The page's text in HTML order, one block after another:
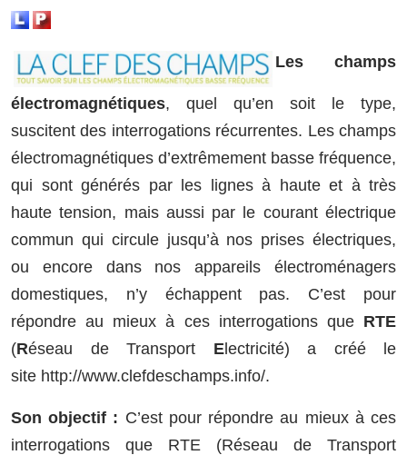
Les champs
électromagnétiques, quel qu’en soit le type,
suscitent des interrogations récurrentes. Les champs
électromagnétiques d’extrêmement basse fréquence,
qui sont générés par les lignes à haute et à très
haute tension, mais aussi par le courant électrique
commun qui circule jusqu’à nos prises électriques,
ou encore dans nos appareils électroménagers
domestiques, n’y échappent pas. C’est pour
répondre au mieux à ces interrogations que RTE
(Réseau de Transport Electricité) a créé le
site http://www.clefdeschamps.info/.
Son objectif : C’est pour répondre au mieux à ces
interrogations que RTE (Réseau de Transport